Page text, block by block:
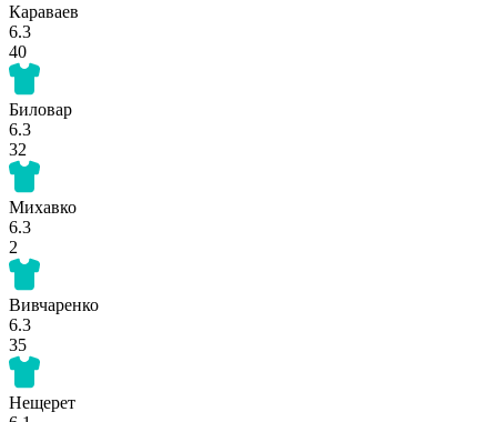
Караваев
6.3
40
Биловар
6.3
32
Михавко
6.3
2
Вивчаренко
6.3
35
Нещерет